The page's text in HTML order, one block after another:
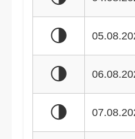
🌗
🌗
🌗